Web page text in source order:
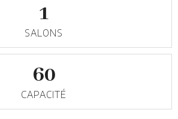
1
SALONS
60
CAPACITÉ